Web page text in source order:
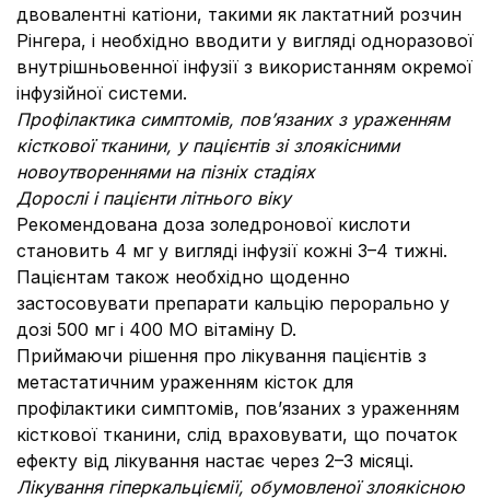
двовалентні катіони, такими як лактатний розчин
Рінгера, і необхідно вводити у вигляді одноразової
внутрішньовенної інфузії з використанням окремої
інфузійної системи.
Профілактика симптомів, пов’язаних з ураженням
кісткової тканини, у пацієнтів зі злоякісними
новоутвореннями на пізніх стадіях
Дорослі і пацієнти літнього віку
Рекомендована доза золедронової кислоти
становить 4 мг у вигляді інфузії кожні 3–4 тижні.
Пацієнтам також необхідно щоденно
застосовувати препарати кальцію перорально у
дозі 500 мг і 400 МО вітаміну D.
Приймаючи рішення про лікування пацієнтів з
метастатичним ураженням кісток для
профілактики симптомів, пов’язаних з ураженням
кісткової тканини, слід враховувати, що початок
ефекту від лікування настає через 2–3 місяці.
Лікування гіперкальціємії, обумовленої злоякісною